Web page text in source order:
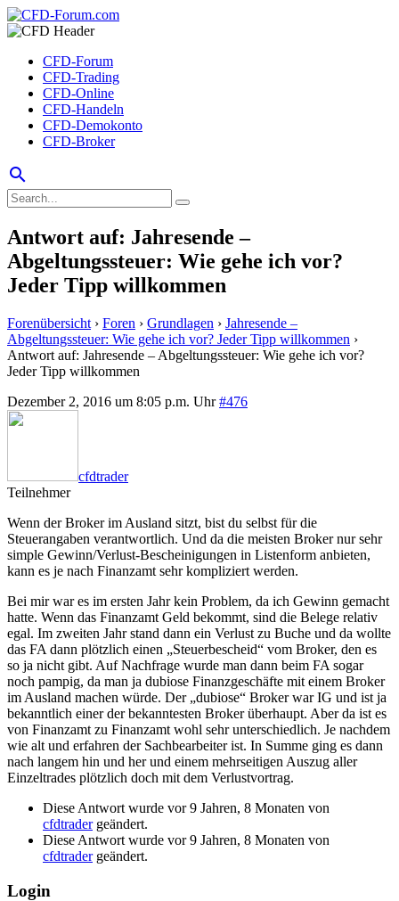
CFD-Forum
CFD-Trading
CFD-Online
CFD-Handeln
CFD-Demokonto
CFD-Broker
search
Antwort auf: Jahresende –
Abgeltungssteuer: Wie gehe ich vor?
Jeder Tipp willkommen
Forenübersicht › Foren › Grundlagen › Jahresende –
Abgeltungssteuer: Wie gehe ich vor? Jeder Tipp willkommen ›
Antwort auf: Jahresende – Abgeltungssteuer: Wie gehe ich vor?
Jeder Tipp willkommen
Dezember 2, 2016 um 8:05 p.m. Uhr #476
cfdtrader
Teilnehmer
Wenn der Broker im Ausland sitzt, bist du selbst für die
Steuerangaben verantwortlich. Und da die meisten Broker nur sehr
simple Gewinn/Verlust-Bescheinigungen in Listenform anbieten,
kann es je nach Finanzamt sehr kompliziert werden.
Bei mir war es im ersten Jahr kein Problem, da ich Gewinn gemacht
hatte. Wenn das Finanzamt Geld bekommt, sind die Belege relativ
egal. Im zweiten Jahr stand dann ein Verlust zu Buche und da wollte
das FA dann plötzlich einen „Steuerbescheid“ vom Broker, den es
so ja nicht gibt. Auf Nachfrage wurde man dann beim FA sogar
noch pampig, da man ja dubiose Finanzgeschäfte mit einem Broker
im Ausland machen würde. Der „dubiose“ Broker war IG und ist ja
bekanntlich einer der bekanntesten Broker überhaupt. Aber da ist es
von Finanzamt zu Finanzamt wohl sehr unterschiedlich. Je nachdem
wie alt und erfahren der Sachbearbeiter ist. In Summe ging es dann
nach langem hin und her und einem mehrseitigen Auszug aller
Einzeltrades plötzlich doch mit dem Verlustvortrag.
Diese Antwort wurde vor 9 Jahren, 8 Monaten von
cfdtradergeändert.
Diese Antwort wurde vor 9 Jahren, 8 Monaten von
cfdtradergeändert.
Login